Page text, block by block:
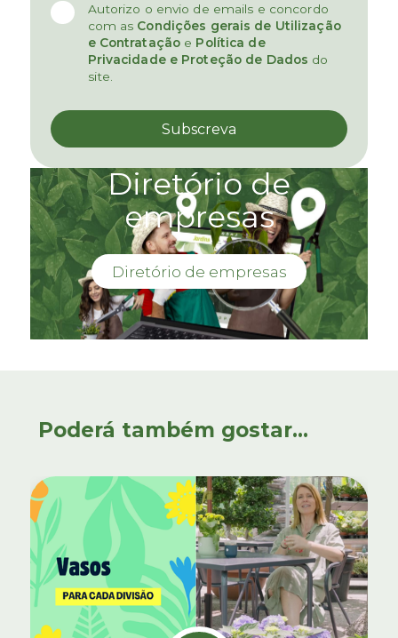
Autorizo o envio de emails e concordo
com as Condições gerais de Utilização
e Contratação e Política de
Privacidade e Proteção de Dados do
site.
Diretório de
empresas
Diretório de empresas
Poderá também gostar...